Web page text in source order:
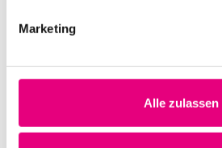
Marketing
Alle zulassen
Muholi
Datum und Uhrzeit
Kino im Karlstorbahnhof